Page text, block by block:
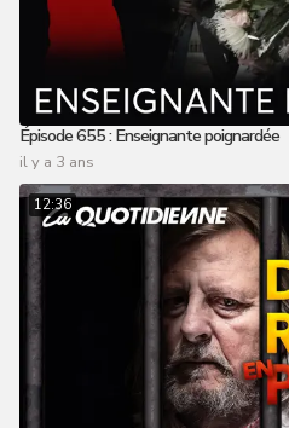
Épisode 655 : Enseignante poignardée
il y a 3 ans
12:36